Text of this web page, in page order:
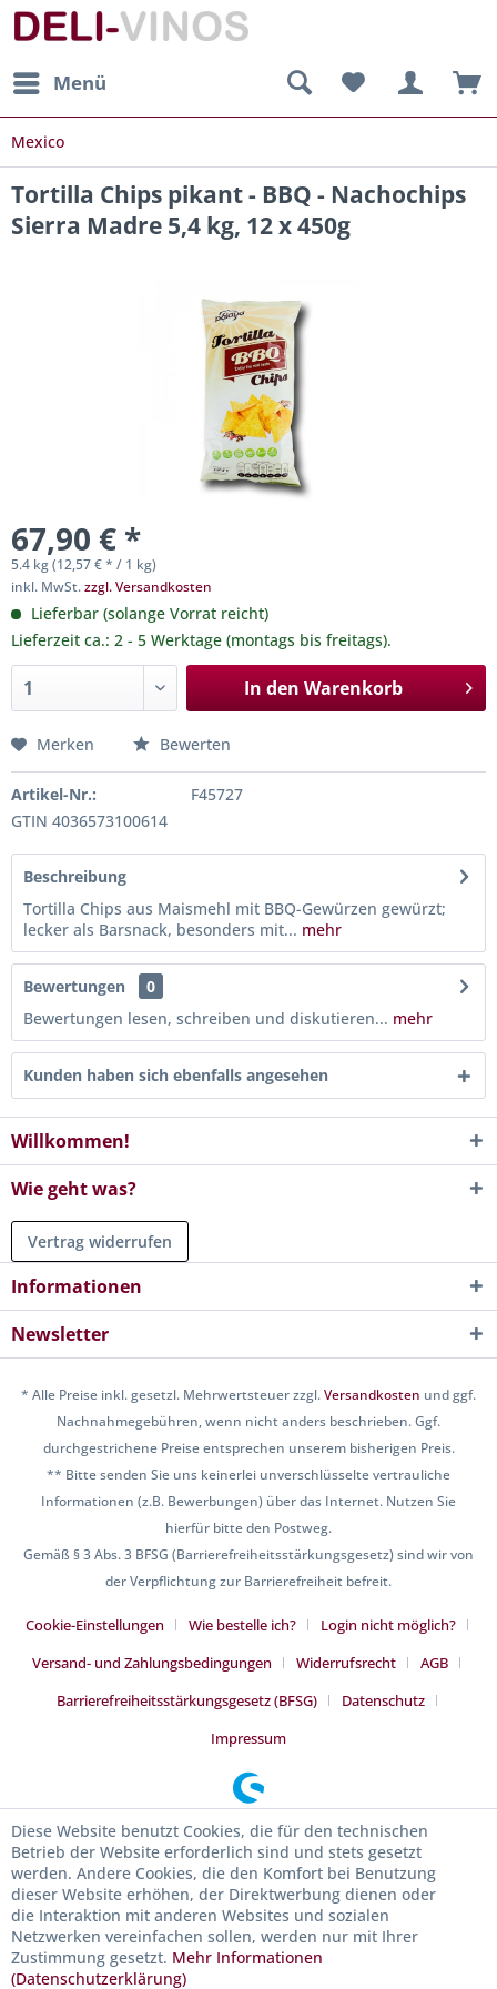
Menü
Mexico
Tortilla Chips pikant - BBQ - Nachochips
Sierra Madre 5,4 kg, 12 x 450g
67,90 € *
5.4 kg (12,57 € * / 1 kg)
inkl. MwSt.zzgl. Versandkosten
Lieferbar (solange Vorrat reicht)
Lieferzeit ca.: 2 - 5 Werktage (montags bis freitags).
In den Warenkorb
Merken Bewerten
Artikel-Nr.:
F45727
GTIN 4036573100614
Beschreibung
Tortilla Chips aus Maismehl mit BBQ-Gewürzen gewürzt;
lecker als Barsnack, besonders mit... mehr
Bewertungen
0
Bewertungen lesen, schreiben und diskutieren... mehr
Kunden haben sich ebenfalls angesehen
Willkommen!
Wie geht was?
Vertrag widerrufen
Informationen
Newsletter
* Alle Preise inkl. gesetzl. Mehrwertsteuer zzgl.Versandkosten und ggf.
Nachnahmegebühren, wenn nicht anders beschrieben. Ggf.
durchgestrichene Preise entsprechen unserem bisherigen Preis.
** Bitte senden Sie uns keinerlei unverschlüsselte vertrauliche
Informationen (z.B. Bewerbungen) über das Internet. Nutzen Sie
hierfür bitte den Postweg.
Gemäß § 3 Abs. 3 BFSG (Barrierefreiheitsstärkungsgesetz) sind wir von
der Verpflichtung zur Barrierefreiheit befreit.
Cookie-Einstellungen Wie bestelle ich?
Login nicht möglich?
Versand- und Zahlungsbedingungen
Widerrufsrecht
AGB
Barrierefreiheitsstärkungsgesetz (BFSG)
Datenschutz
Impressum
Diese Website benutzt Cookies, die für den technischen
Betrieb der Website erforderlich sind und stets gesetzt
werden. Andere Cookies, die den Komfort bei Benutzung
dieser Website erhöhen, der Direktwerbung dienen oder
die Interaktion mit anderen Websites und sozialen
Netzwerken vereinfachen sollen, werden nur mit Ihrer
Zustimmung gesetzt. Mehr Informationen
(Datenschutzerklärung)